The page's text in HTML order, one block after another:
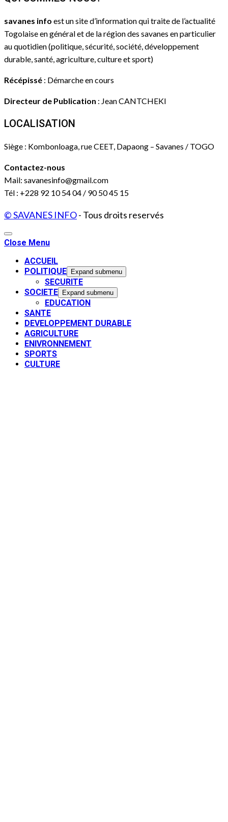
savanes info est un site d’information qui traite de l’actualité
Togolaise en général et de la région des savanes en particulier
au quotidien (politique, sécurité, société, développement
durable, santé, agriculture, culture et sport)
Récépissé : Démarche en cours
Directeur de Publication : Jean CANTCHEKI
LOCALISATION
Siège : Kombonloaga, rue CEET, Dapaong – Savanes / TOGO
Contactez-nous
Mail: savanesinfo@gmail.com
Tél : +228 92 10 54 04 / 90 50 45 15
© SAVANES INFO- Tous droits reservés
Close Menu
ACCUEIL
POLITIQUE
Expand submenu
SECURITE
SOCIETE
Expand submenu
EDUCATION
SANTE
DEVELOPPEMENT DURABLE
AGRICULTURE
ENIVRONNEMENT
SPORTS
CULTURE